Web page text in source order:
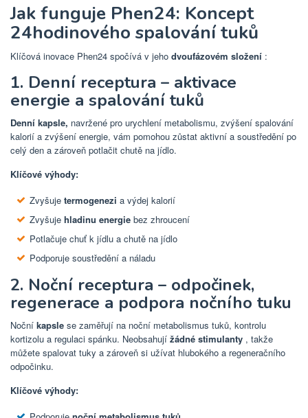
Jak funguje Phen24: Koncept
24hodinového spalování tuků
Klíčová inovace Phen24 spočívá v jeho dvoufázovém složení :
1. Denní receptura – aktivace
energie a spalování tuků
Denní kapsle, navržené pro urychlení metabolismu, zvýšení spalování
kalorií a zvýšení energie, vám pomohou zůstat aktivní a soustředění po
celý den a zároveň potlačit chutě na jídlo.
Klíčové výhody:
Zvyšuje termogenezi a výdej kalorií
Zvyšuje hladinu energie bez zhroucení
Potlačuje chuť k jídlu a chutě na jídlo
Podporuje soustředění a náladu
2. Noční receptura – odpočinek,
regenerace a podpora nočního tuku
Noční kapsle se zaměřují na noční metabolismus tuků, kontrolu
kortizolu a regulaci spánku. Neobsahují žádné stimulanty , takže
můžete spalovat tuky a zároveň si užívat hlubokého a regeneračního
odpočinku.
Klíčové výhody: